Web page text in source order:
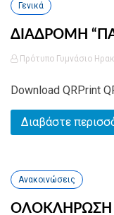
Γενικά
ΔΙΑΔΡΟΜΗ
Πρότυπο Γυμνάσιο
Download QRPrint
Διαβάστε
Ανακοινώσεις
ΟΛΟΚΛΗΡΩΣΗ